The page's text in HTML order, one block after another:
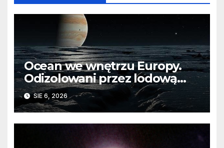
Ocean we wnętrzu Europy.
Odizolowani przez lodową
barierę
SIE 6, 2026